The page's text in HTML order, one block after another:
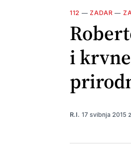
112 — ZADAR —
i
R.I. 17 svibnja 2015